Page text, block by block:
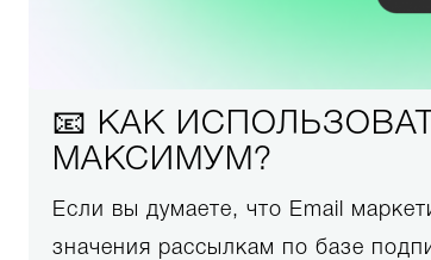
📧 КАК
МАКСИМУМ?
Если вы думаете, что Email
значения рассылкам по базе